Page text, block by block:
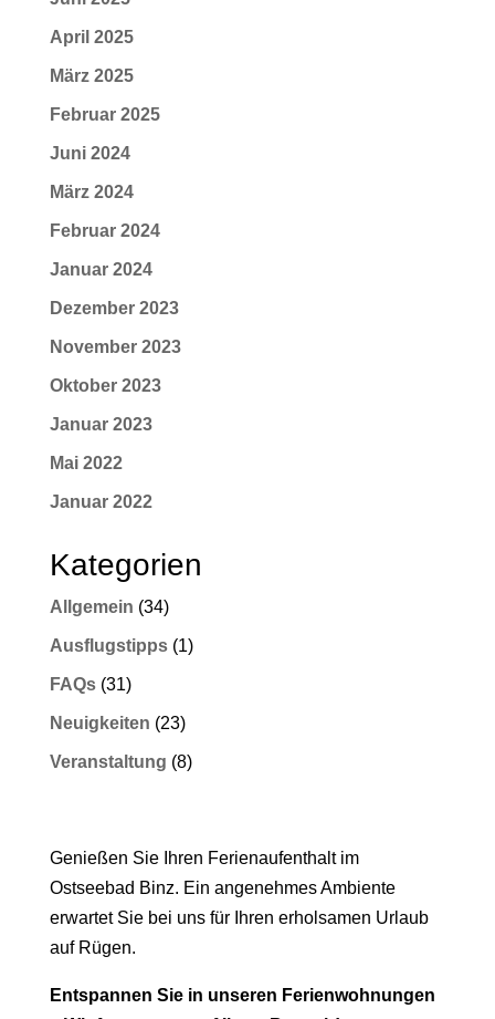
April 2025
März 2025
Februar 2025
Juni 2024
März 2024
Februar 2024
Januar 2024
Dezember 2023
November 2023
Oktober 2023
Januar 2023
Mai 2022
Januar 2022
Kategorien
Allgemein (34)
Ausflugstipps(1)
FAQs(31)
Neuigkeiten (23)
Veranstaltung (8)
Genießen Sie Ihren Ferienaufenthalt im
Ostseebad Binz. Ein angenehmes Ambiente
erwartet Sie bei uns für Ihren erholsamen Urlaub
auf Rügen.
Entspannen Sie in unseren Ferienwohnungen